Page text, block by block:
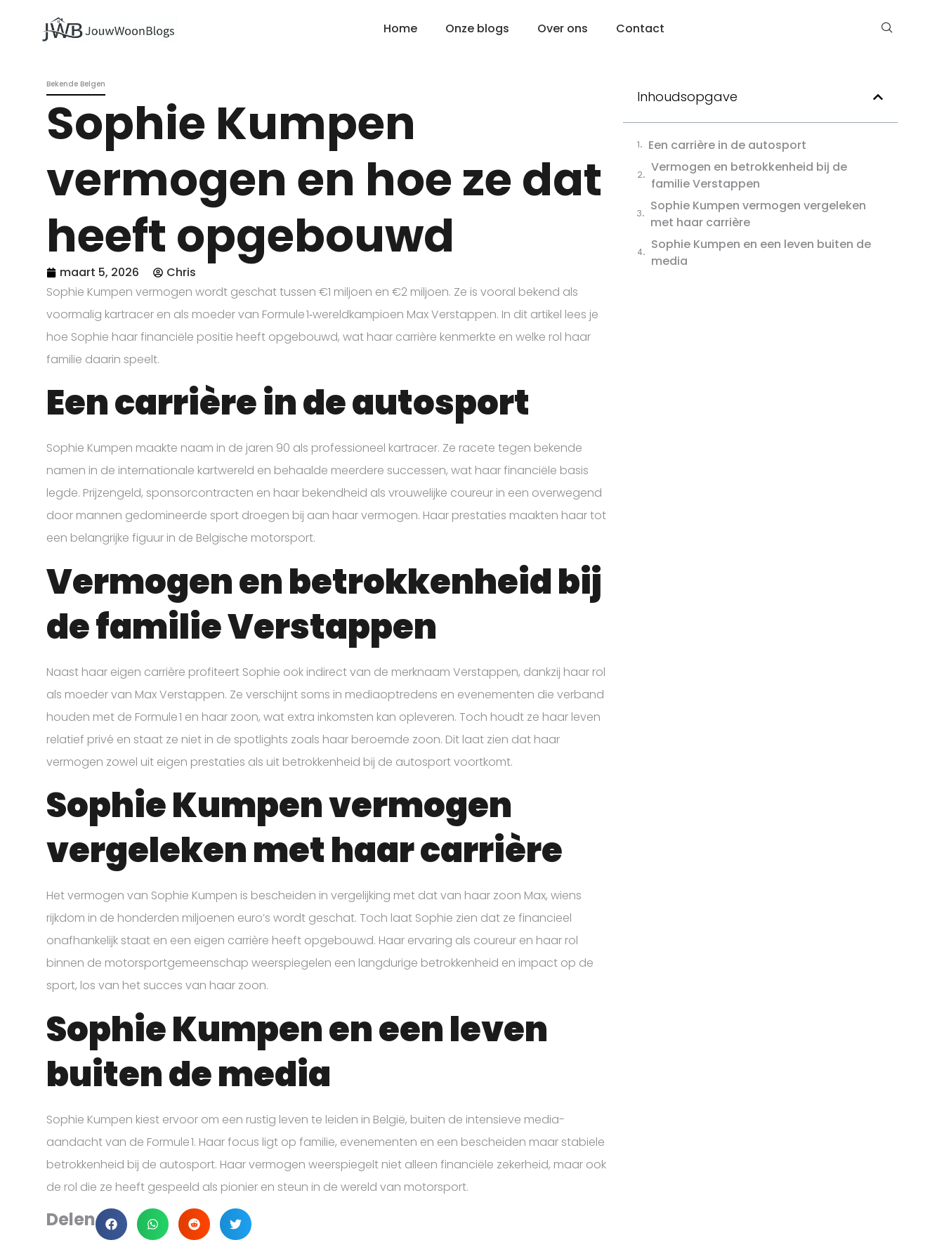
Home Onze blogs Over ons Contact
Bekende Belgen
Sophie Kumpen
vermogen en hoe ze dat
heeft opgebouwd
maart 5, 2026
Chris
Sophie Kumpen vermogen wordt geschat tussen €1 miljoen en €2 miljoen. Ze is vooral bekend als
voormalig kartracer en als moeder van Formule 1‑wereldkampioen Max Verstappen. In dit artikel lees je
hoe Sophie haar financiële positie heeft opgebouwd, wat haar carrière kenmerkte en welke rol haar
familie daarin speelt.
Een carrière in de autosport
Sophie Kumpen maakte naam in de jaren 90 als professioneel kartracer. Ze racete tegen bekende
namen in de internationale kartwereld en behaalde meerdere successen, wat haar financiële basis
legde. Prijzengeld, sponsorcontracten en haar bekendheid als vrouwelijke coureur in een overwegend
door mannen gedomineerde sport droegen bij aan haar vermogen. Haar prestaties maakten haar tot
een belangrijke figuur in de Belgische motorsport.
Vermogen en betrokkenheid bij
de familie Verstappen
Naast haar eigen carrière profiteert Sophie ook indirect van de merknaam Verstappen, dankzij haar rol
als moeder van Max Verstappen. Ze verschijnt soms in mediaoptredens en evenementen die verband
houden met de Formule 1 en haar zoon, wat extra inkomsten kan opleveren. Toch houdt ze haar leven
relatief privé en staat ze niet in de spotlights zoals haar beroemde zoon. Dit laat zien dat haar
vermogen zowel uit eigen prestaties als uit betrokkenheid bij de autosport voortkomt.
Sophie Kumpen vermogen
vergeleken met haar carrière
Het vermogen van Sophie Kumpen is bescheiden in vergelijking met dat van haar zoon Max, wiens
rijkdom in de honderden miljoenen euro’s wordt geschat. Toch laat Sophie zien dat ze financieel
onafhankelijk staat en een eigen carrière heeft opgebouwd. Haar ervaring als coureur en haar rol
binnen de motorsportgemeenschap weerspiegelen een langdurige betrokkenheid en impact op de
sport, los van het succes van haar zoon.
Sophie Kumpen en een leven
buiten de media
Sophie Kumpen kiest ervoor om een rustig leven te leiden in België, buiten de intensieve media-
aandacht van de Formule 1. Haar focus ligt op familie, evenementen en een bescheiden maar stabiele
betrokkenheid bij de autosport. Haar vermogen weerspiegelt niet alleen financiële zekerheid, maar ook
de rol die ze heeft gespeeld als pionier en steun in de wereld van motorsport.
Delen
Inhoudsopgave
Een carrière in de autosport
Vermogen en betrokkenheid bij de
familie Verstappen
Sophie Kumpen vermogen vergeleken
met haar carrière
Sophie Kumpen en een leven buiten de
media